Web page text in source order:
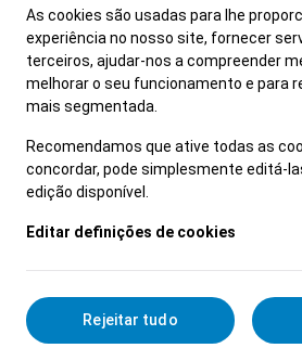
- É responsável pela
- Gere a abertura de OR’s
- Organiza os processos
- Dá suporte ao atendimento
- É pontual, responsável e
- Demonstra proatividade e
trabalho em equipa
O que oferecemos:
- Seguro de saúde
- Vantagens na aquisição de
As cookies são usadas para lhe
experiência no nosso site, fornecer
terceiros, ajudar-nos a compreender
melhorar o seu funcionamento e para
mais segmentada.
Recomendamos que ative todas as
concordar, pode simplesmente editá-
edição disponível.
Editar definições de cookies
Rejeitar tudo